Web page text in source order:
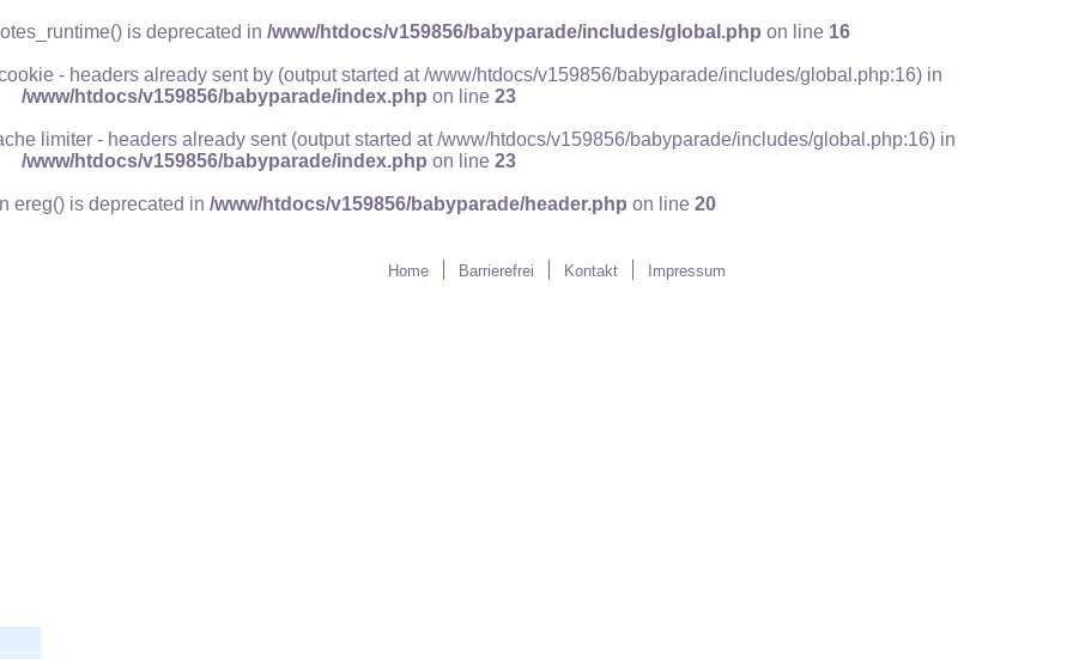
is deprecated in /www/htdocs/v159856/babyparade/includes/global.php on line 16
- headers already sent by (output started at /www/htdocs/v159856/babyparade/includes/global.php:16) in
/www/htdocs/v159856/babyparade/index.php on line 23
limiter - headers already sent (output started at /www/htdocs/v159856/babyparade/includes/global.php:16) in
/www/htdocs/v159856/babyparade/index.php on line 23
ereg() is deprecated in /www/htdocs/v159856/babyparade/header.php on line 20
Home Barrierefrei Kontakt Impressum